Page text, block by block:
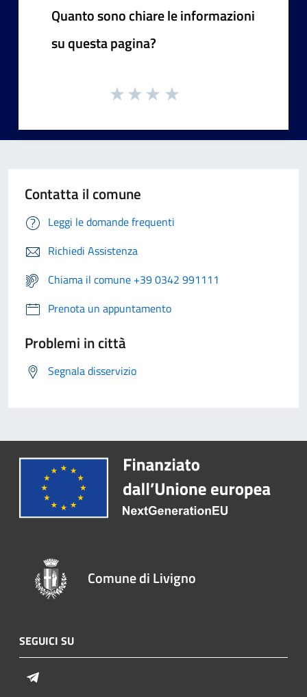
Quanto sono chiare le informazioni
su questa pagina?
Contatta il comune
Leggi le domande frequenti
Richiedi Assistenza
Chiama il comune +39 0342 991111
Prenota un appuntamento
Problemi in città
Segnala disservizio
Comune di Livigno
SEGUICI SU